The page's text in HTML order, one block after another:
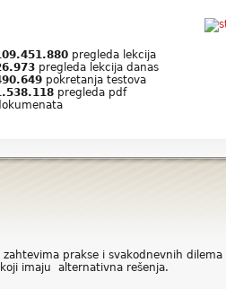
pregleda lekcija
pregleda lekcija danas
pokretanja testova
pregleda pdf
prakse i svakodnevnih
imaju alternativna rešenja.